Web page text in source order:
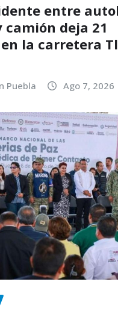
entre
camión deja 21
la carretera
Puebla Ago 7, 2026